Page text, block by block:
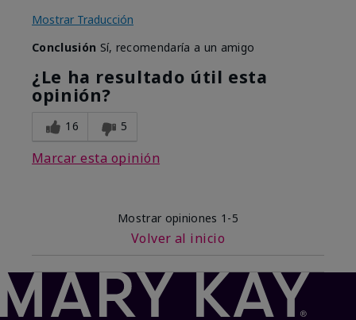
Mostrar Traducción
Conclusión Sí, recomendaría a un amigo
¿Le ha resultado útil esta
opinión?
16 5
Marcar esta opinión
Mostrar opiniones 1-5
Volver al inicio